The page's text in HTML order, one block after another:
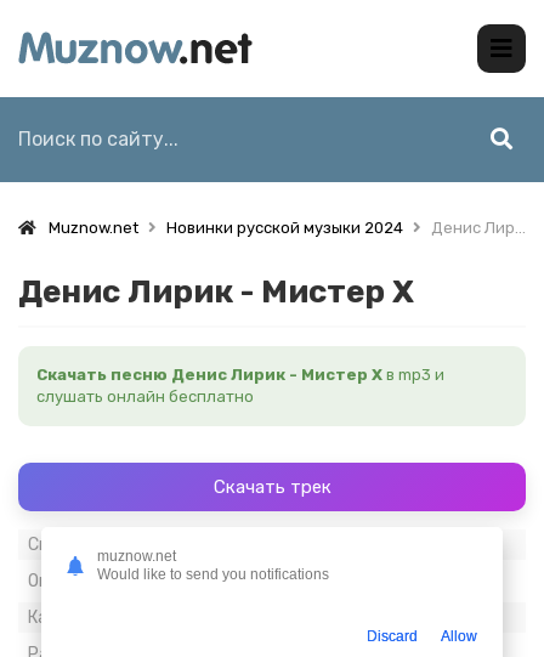
Muznow.net Новинки русской музыки 2024 Денис Лирик - Мистер Х
Денис Лирик - Мистер Х
Скачать песню Денис Лирик - Мистер Х в mp3 и
слушать онлайн бесплатно
Скачать трек
Скачиваний:
Опубликовано:
14 февраль 2023
Качество:
muznow.net
Would like to send you notifications
Discard Allow